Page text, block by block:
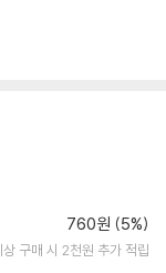
760원 (5%)
구매 시 2천원 추가 적립